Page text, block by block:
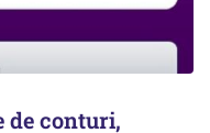
de conturi,